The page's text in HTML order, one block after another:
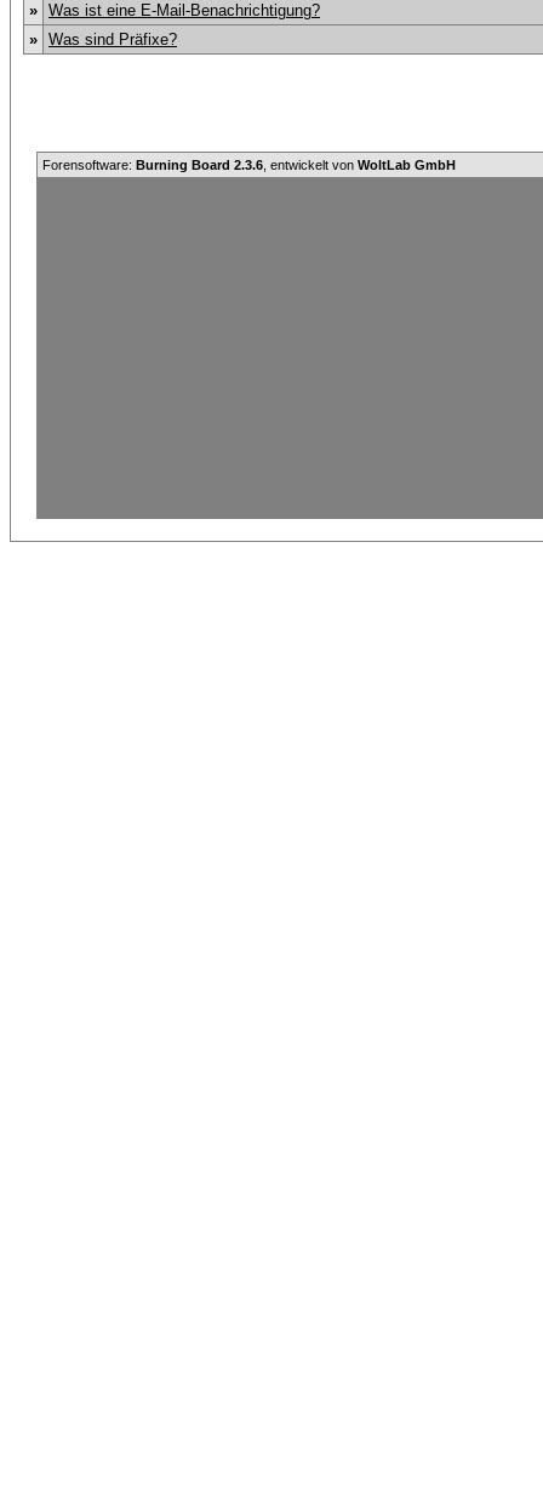
» Was ist eine E-Mail-Benachrichtigung?
» Was sind Präfixe?
Forensoftware: Burning Board 2.3.6 , entwickelt von WoltLab GmbH